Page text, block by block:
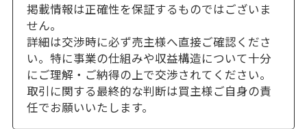
掲載情報は正確性を保証するものではございま
せん。
詳細は交渉時に必ず売主様へ直接ご確認くださ
い。特に事業の仕組みや収益構造について十分
にご理解・ご納得の上で交渉されてください。
取引に関する最終的な判断は買主様ご自身の責
任でお願いいたします。